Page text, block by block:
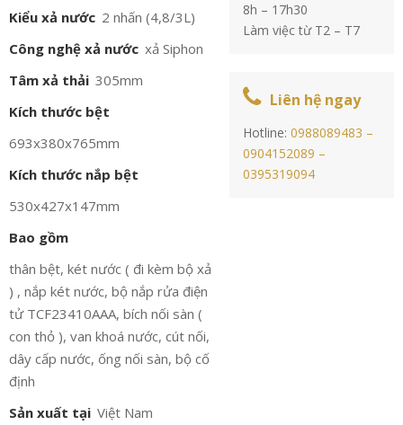
Kiểu xả nước 2 nhấn (4,8/3L)
Công nghệ xả nước xả Siphon
Tâm xả thải 305mm
Kích thước bệt
693x380x765mm
Kích thước nắp bệt
530x427x147mm
Bao gồm
thân bệt, két nước ( đi kèm bộ xả
) , nắp két nước, bộ nắp rửa điện
tử TCF23410AAA, bích nối sàn (
con thỏ ), van khoá nước, cút nối,
dây cấp nước, ống nối sàn, bộ cố
định
Sản xuất tại Việt Nam
8h – 17h30
Làm việc từ T2 – T7
Liên hệ ngay
Hotline:0988089483 –
0904152089 –
0395319094